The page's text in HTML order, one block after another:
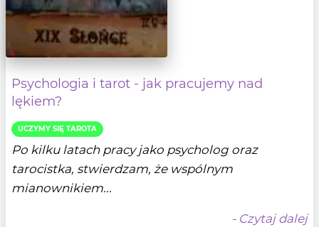
Psychologia i tarot - jak pracujemy nad
lękiem?
UCZYMY SIĘ TAROTA
Po kilku latach pracy jako psycholog oraz
tarocistka, stwierdzam, że wspólnym
mianownikiem...
- Czytaj dalej